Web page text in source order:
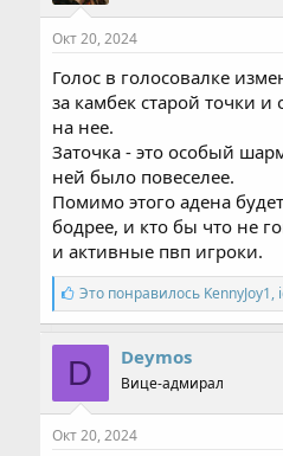
Окт 20, 2024
Голос в голосовалке
за камбек старой точки и
на нее.
Заточка - это особый
ней было повеселее.
Помимо этого адена
бодрее, и кто бы что не
и активные пвп игроки.
С
и
м
п
а
т
и
и
:
Это понравилось KennyJoy1,
D Deymos
Вице-адмирал
Окт 20, 2024